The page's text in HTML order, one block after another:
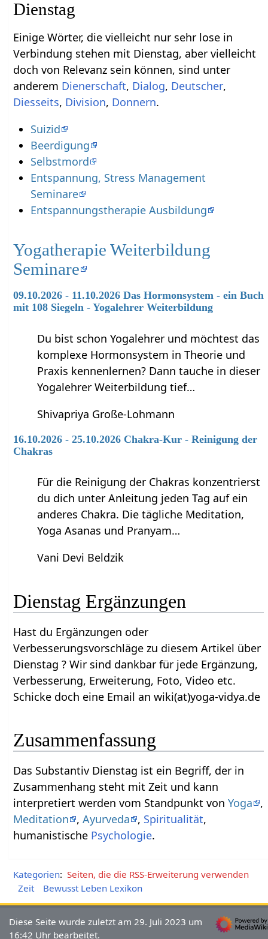
Einige Wörter, die vielleicht nur sehr lose in
Verbindung stehen mit Dienstag‏‎, aber vielleicht
doch von Relevanz sein können, sind unter
anderem
, ,
,
Diesseits, ,
.
Suizid
Beerdigung
Selbstmord
Entspannung, Stress Management
Seminare
Entspannungstherapie Ausbildung
Yogatherapie Weiterbildung
Seminare
09.10.2026 - 11.10.2026 Das Hormonsystem - ein Buch
mit 108 Siegeln - Yogalehrer Weiterbildung
Du bist schon Yogalehrer und möchtest das
komplexe Hormonsystem in Theorie und
Praxis kennenlernen? Dann tauche in dieser
Yogalehrer Weiterbildung tief…
Shivapriya Große-Lohmann
16.10.2026 - 25.10.2026 Chakra-Kur - Reinigung der
Chakras
Für die Reinigung der Chakras konzentrierst
du dich unter Anleitung jeden Tag auf ein
anderes Chakra. Die tägliche Meditation,
Yoga Asanas und Pranyam…
Vani Devi Beldzik
Dienstag‏‎ Ergänzungen
Hast du Ergänzungen oder
Verbesserungsvorschläge zu diesem Artikel über
Dienstag‏‎ ? Wir sind dankbar für jede Ergänzung,
Verbesserung, Erweiterung, Foto, Video etc.
Schicke doch eine Email an wiki(at)yoga-vidya.de
Zusammenfassung
Das Substantiv Dienstag‏‎ ist ein Begriff, der in
Zusammenhang steht mit Zeit und kann
interpretiert werden vom Standpunkt vonYoga
,
Meditation
,Ayurveda , Spiritualität,
humanistische Psychologie.
Kategorien: Seiten, die die RSS-Erweiterung verwenden
Zeit
Bewusst Leben Lexikon
Diese Seite wurde zuletzt am 29. Juli 2023 um
16:42 Uhr bearbeitet.